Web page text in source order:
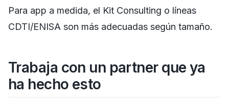
Para app a medida, el Kit Consulting o líneas
CDTI/ENISA son más adecuadas según tamaño.
Trabaja con un partner que ya
ha hecho esto